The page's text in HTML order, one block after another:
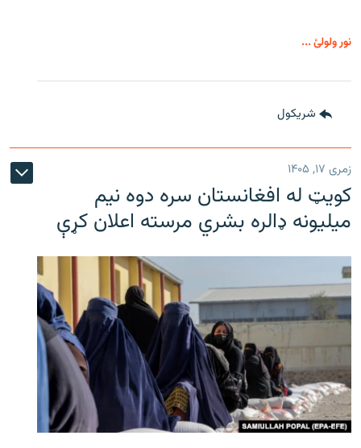
نور ولولئ ...
شريکول
زمری ۱۷, ۱۴۰۵
کویټ له افغانستان سره دوه نیم
میلیونه ډالره بشري مرسته اعلان کړې